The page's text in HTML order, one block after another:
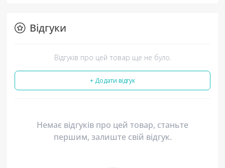
Відгуки
Відгуків про цей товар ще не було.
+ Додати відгук
Немає відгуків про цей товар, станьте
першим, залиште свій відгук.